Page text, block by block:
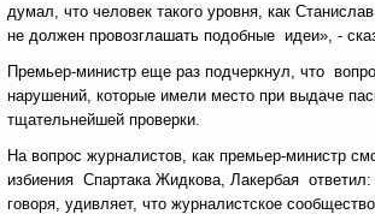
думал, что человек такого уровня, как
не должен провозглашать подобные идеи», -
Премьер-министр еще раз подчеркнул, что
нарушений, которые имели место при выдаче
тщательнейшей проверки.
На вопрос журналистов, как премьер-министр
избиения Спартака Жидкова, Лакербая
говоря, удивляет, что журналистское